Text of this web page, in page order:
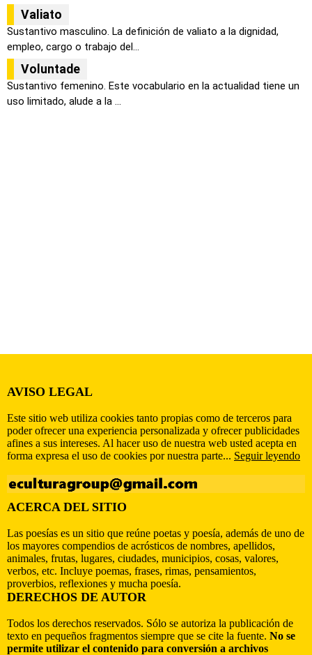
Valiato
Sustantivo masculino. La definición de valiato a la dignidad,
empleo, cargo o trabajo del...
Voluntade
Sustantivo femenino. Este vocabulario en la actualidad tiene un
uso limitado, alude a la ...
AVISO LEGAL
Este sitio web utiliza cookies tanto propias como de terceros para
poder ofrecer una experiencia personalizada y ofrecer publicidades
afines a sus intereses. Al hacer uso de nuestra web usted acepta en
forma expresa el uso de cookies por nuestra parte... Seguir leyendo
ACERCA DEL SITIO
Las poesías es un sitio que reúne poetas y poesía, además de uno de
los mayores compendios de acrósticos de nombres, apellidos,
animales, frutas, lugares, ciudades, municipios, cosas, valores,
verbos, etc. Incluye poemas, frases, rimas, pensamientos,
proverbios, reflexiones y mucha poesía.
DERECHOS DE AUTOR
Todos los derechos reservados. Sólo se autoriza la publicación de
texto en pequeños fragmentos siempre que se cite la fuente. No se
permite utilizar el contenido para conversión a archivos